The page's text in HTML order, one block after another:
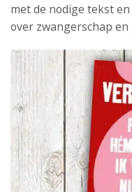
met de nodige tekst
over zwangerschap en